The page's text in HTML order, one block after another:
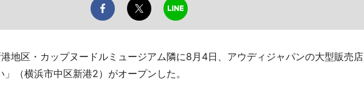
地区・カップヌードルミュージアム隣に8月4日、アウディジャパンの大型販売店
」（横浜市中区新港2）がオープンした。